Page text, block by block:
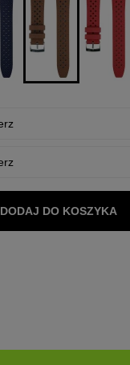
DODAJ DO KOSZYKA